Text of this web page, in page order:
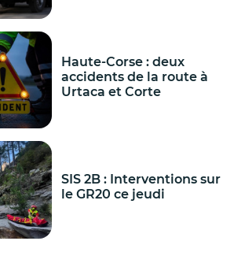
Haute-Corse : deux
accidents de la route à
Urtaca et Corte
SIS 2B : Interventions sur
le GR20 ce jeudi